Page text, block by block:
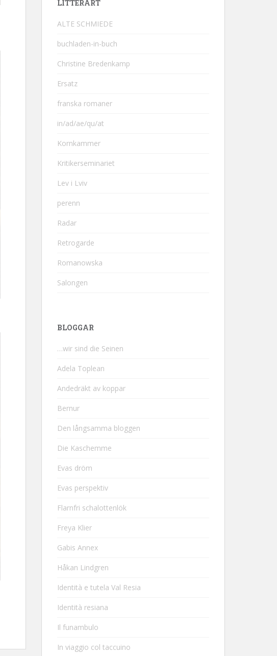
LITTERÄRT
ALTE SCHMIEDE
buchladen-in-buch
Christine Bredenkamp
Ersatz
franska romaner
in/ad/ae/qu/at
Kornkammer
Kritikerseminariet
Lev i Lviv
perenn
Radar
Retrogarde
Romanowska
Salongen
BLOGGAR
…wir sind die Seinen
Adela Toplean
Andedräkt av koppar
Bernur
Den långsamma bloggen
Die Kaschemme
Evas dröm
Evas perspektiv
Flarnfri schalottenlök
Freya Klier
Gabis Annex
Håkan Lindgren
Identità e tutela Val Resia
Identità resiana
Il funambulo
In viaggio col taccuino